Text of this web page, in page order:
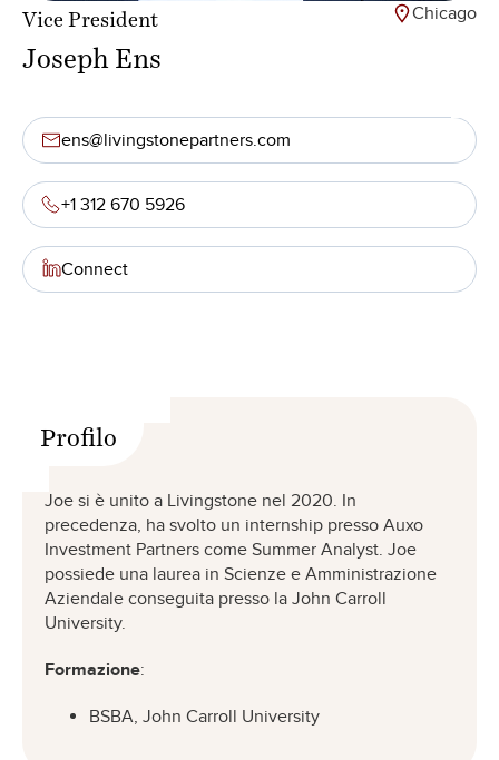
Vice President Chicago
Joseph Ens
ens@livingstonepartners.com
+1 312 670 5926
Connect
Profilo
Joe si è unito a Livingstone nel 2020. In
precedenza, ha svolto un internship presso Auxo
Investment Partners come Summer Analyst. Joe
possiede una laurea in Scienze e Amministrazione
Aziendale conseguita presso la John Carroll
University.
Formazione:
BSBA, John Carroll University